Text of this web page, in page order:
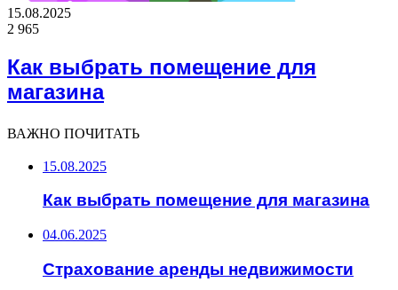
15.08.2025
2 965
Как выбрать помещение для
магазина
ВАЖНО ПОЧИТАТЬ
15.08.2025
Как выбрать помещение для магазина
04.06.2025
Страхование аренды недвижимости